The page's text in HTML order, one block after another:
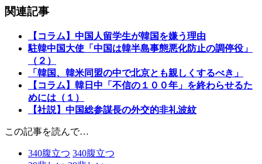
関連記事
【コラム】中国人留学生が韓国を嫌う理由
駐韓中国大使「中国は韓半島事態悪化防止の調停役」
（２）
「韓国、韓米同盟の中で北京とも親しくするべき」
【コラム】韓日中「不信の１００年」を終わらせるた
めには（１）
【社説】中国総参謀長の外交的非礼波紋
この記事を読んで…
340腹立つ 340腹立つ